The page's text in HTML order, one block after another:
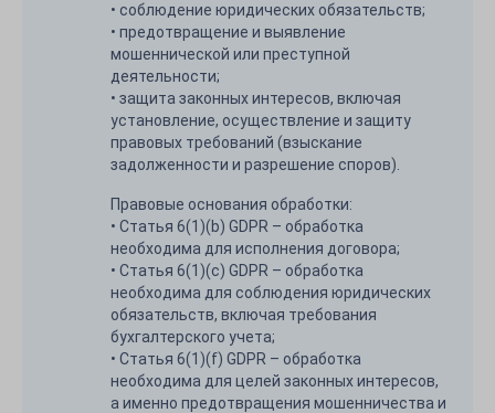
• соблюдение юридических обязательств;
• предотвращение и выявление
мошеннической или преступной
деятельности;
• защита законных интересов, включая
установление, осуществление и защиту
правовых требований (взыскание
задолженности и разрешение споров).
Правовые основания обработки:
• Статья 6(1)(b) GDPR – обработка
необходима для исполнения договора;
• Статья 6(1)(c) GDPR – обработка
необходима для соблюдения юридических
обязательств, включая требования
бухгалтерского учета;
• Статья 6(1)(f) GDPR – обработка
необходима для целей законных интересов,
а именно предотвращения мошенничества и